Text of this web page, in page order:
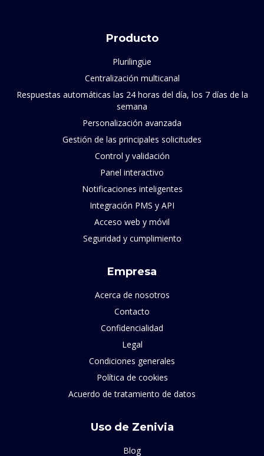
Producto
Plurilingüe
Centralización multicanal
Respuestas automáticas las 24 horas del día, los 7 días de la
semana
Personalización avanzada
Gestión de las principales solicitudes
Control y validación
Panel interactivo
Notificaciones inteligentes
Integración PMS y API
Acceso web y móvil
Seguridad y cumplimiento
Empresa
Acerca de nosotros
Contacto
Confidencialidad
Legal
Condiciones generales
Política de cookies
Acuerdo de tratamiento de datos
Uso de Zenivia
Blog